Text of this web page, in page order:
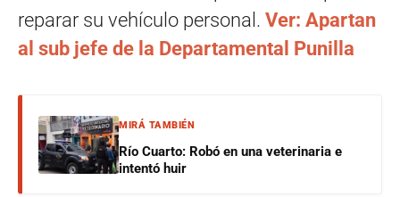
reparar su vehículo personal. Ver: Apartan
al sub jefe de la Departamental Punilla
MIRÁ TAMBIÉN
Río Cuarto: Robó en una veterinaria e
intentó huir